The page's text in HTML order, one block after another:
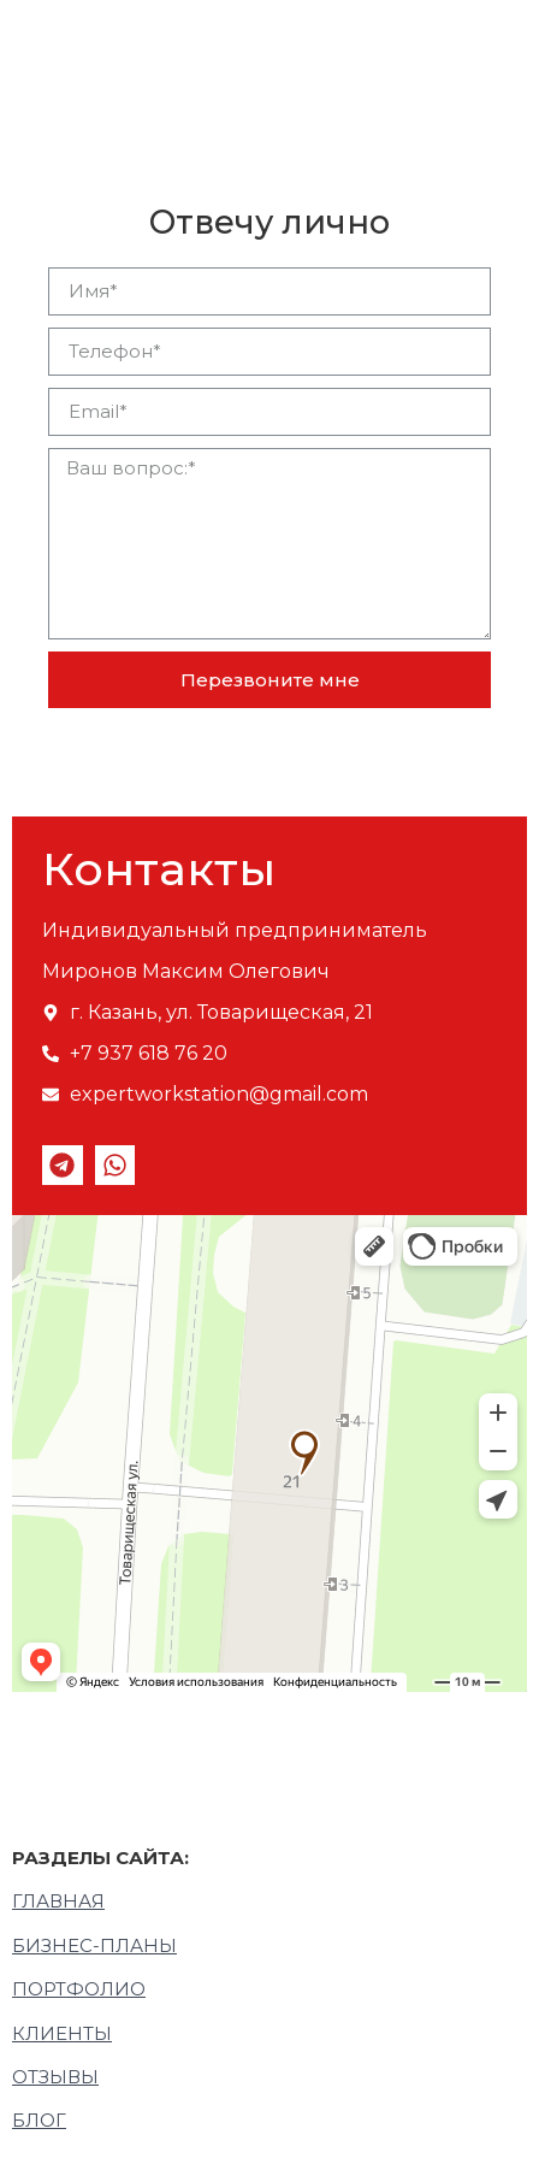
Отвечу лично
Перезвоните мне
Контакты
Индивидуальный предприниматель
Миронов Максим Олегович
г. Казань, ул. Товарищеская, 21
+7 937 618 76 20
expertworkstation@gmail.com
РАЗДЕЛЫ САЙТА:
ГЛАВНАЯ
БИЗНЕС-ПЛАНЫ
ПОРТФОЛИО
КЛИЕНТЫ
ОТЗЫВЫ
БЛОГ